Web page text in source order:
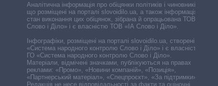
Аналітична інформація про обіцянки політиків і чиновників,
що розміщені на порталі slovoidilo.ua, а також інформація про
стан виконання цих обіцянок, зібрана й опрацьована ТОВ «ІА
Слово і Діло» і є власністю ТОВ «ІА Слово і Діло».
Інфографіки, розміщені на порталі slovoidilo.ua, створені ГО
«Система народного контролю Слово і Діло» і є власністю
ГО «Система народного контролю Слово і Діло».
Матеріали, відмічені значками, публікуються на правах
реклами: «Промо», «Новини компаній», «Позиція»,
«Партнерський матеріал», «Спецпроєкт», «За підтримки».
Редакція не несе відповідальності за факти та оціночні